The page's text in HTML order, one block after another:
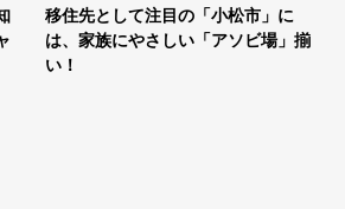
移住先として注目の「小松市」に
は、家族にやさしい「アソビ場」揃
い！